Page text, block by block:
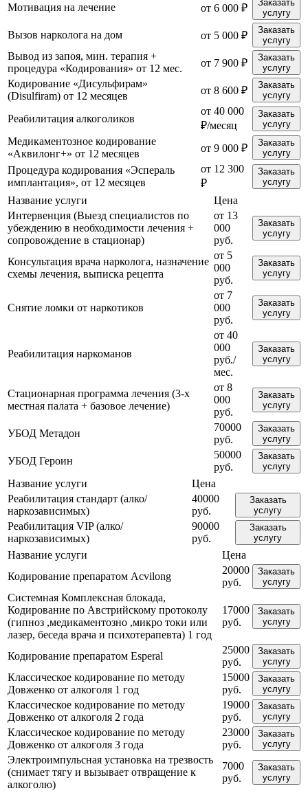
Мотивация на лечение от 6 000 ₽
Заказать
услугу
Вызов нарколога на дом от 5 000 ₽
Заказать
услугу
Вывод из запоя, мин. терапия +
процедура «Кодирования» от 12 мес.
от 7 900 ₽
Заказать
услугу
Кодирование «Дисульфирам»
(Disulfiram) от 12 месяцев
от 8 600 ₽
Заказать
услугу
Реабилитация алкоголиков
от 40 000
₽/месяц
Заказать
услугу
Медикаментозное кодирование
«Аквилонг+» от 12 месяцев
от 9 000 ₽
Заказать
услугу
Процедура кодирования «Эспераль
имплантация», от 12 месяцев
от 12 300
₽
Заказать
услугу
Название услуги
Цена
Интервенция (Выезд специалистов по
убеждению в необходимости лечения +
сопровождение в стационар)
от 13
000
руб.
Заказать
услугу
Консультация врача нарколога, назначение
схемы лечения, выписка рецепта
от 5
000
руб.
Заказать
услугу
Снятие ломки от наркотиков
от 7
000
руб.
Заказать
услугу
Реабилитация наркоманов
от 40
000
руб./
мес.
Заказать
услугу
Стационарная программа лечения (3-х
местная палата + базовое лечение)
от 8
000
руб.
Заказать
услугу
УБОД Метадон
70000
руб.
Заказать
услугу
УБОД Героин
50000
руб.
Заказать
услугу
Название услуги
Цена
Реабилитация стандарт (алко/
наркозависимых)
40000
руб.
Заказать
услугу
Реабилитация VIP (алко/
наркозависимых)
90000
руб.
Заказать
услугу
Название услуги
Цена
Кодирование препаратом Acvilong
20000
руб.
Заказать
услугу
Системная Комплексная блокада,
Кодирование по Австрийскому протоколу
(гипноз ,медикаментозно ,микро токи или
лазер, беседа врача и психотерапевта) 1 год
17000
руб.
Заказать
услугу
Кодирование препаратом Esperal
25000
руб.
Заказать
услугу
Классическое кодирование по методу
Довженко от алкоголя 1 год
15000
руб.
Заказать
услугу
Классическое кодирование по методу
Довженко от алкоголя 2 года
19000
руб.
Заказать
услугу
Классическое кодирование по методу
Довженко от алкоголя 3 года
23000
руб.
Заказать
услугу
Электроимпульсная установка на трезвость
(снимает тягу и вызывает отвращение к
алкоголю)
7000
руб.
Заказать
услугу